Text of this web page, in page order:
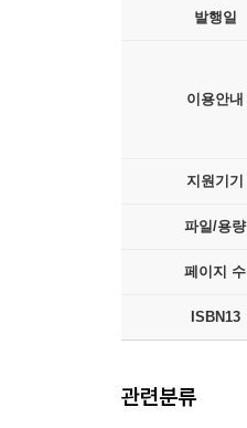
발행일
이용안내
지원기기
파일/용량
페이지 수
ISBN13
관련분류